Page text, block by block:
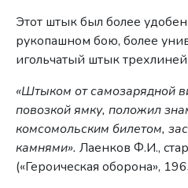
Этот штык был более
рукопашном бою, более
игольчатый штык
«Штыком от самозарядной
повозкой ямку, положил
комсомольским билетом,
камнями». Лаенков Ф.И.,
(«Героическая оборона»,